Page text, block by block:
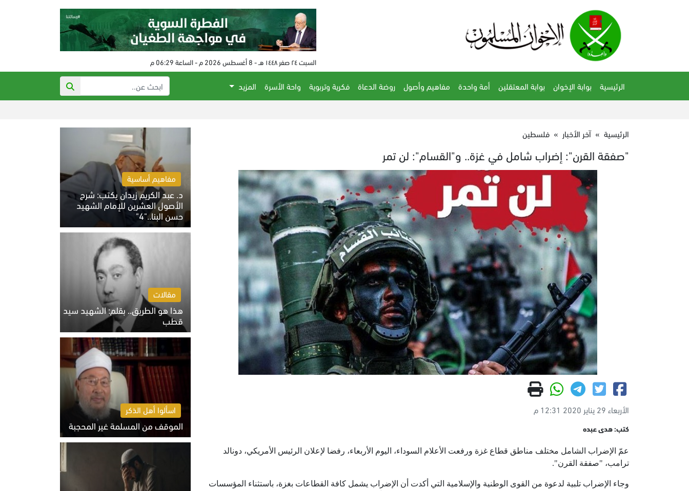
السبت ٢٤ صفر ١٤٤٨ هـ - 8 أغسطس 2026 م - الساعة 06:29 م
الرئيسية بوابة الإخوان بوابة المعتقلين أمة واحدة مفاهيم وأصول روضة الدعاة فكرية وتربوية واحة الأسرة
المزيد
الرئيسية » آخر الأخبار » فلسطين
"صفقة القرن": إضراب شامل في غزة.. و"القسام": لن تمر
الأربعاء 29 يناير 2020 12:31 م
كتب: هدى عبده
عمّ الإضراب الشامل مختلف مناطق قطاع غزة ورفعت الأعلام السوداء، اليوم الأربعاء، رفضا لإعلان الرئيس الأمريكي، دونالد
ترامب، "صفقة القرن".
وجاء الإضراب تلبية لدعوة من القوى الوطنية والإسلامية التي أكدت أن الإضراب يشمل كافة القطاعات بغزة، باستثناء المؤسسات
مفاهيم أساسية
د. عبد الكريم زيدان يكتب: شرح
الأصول العشرين للإمام الشهيد
حسن البنا.."4"
الخميس 6 أغسطس 2026 10:27 ص
مقالات
هذا هو الطريق.. بقلم: الشهيد سيد
قطب
الخميس 6 أغسطس 2026 10:52 ص
اسألوا أهل الذكر
الموقف من المسلمة غير المحجبة
الخميس 6 أغسطس 2026 10:45 ص